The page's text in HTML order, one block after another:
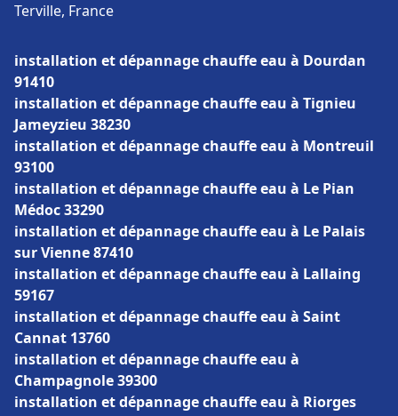
Terville, France
installation et dépannage chauffe eau à Dourdan
91410
installation et dépannage chauffe eau à Tignieu
Jameyzieu 38230
installation et dépannage chauffe eau à Montreuil
93100
installation et dépannage chauffe eau à Le Pian
Médoc 33290
installation et dépannage chauffe eau à Le Palais
sur Vienne 87410
installation et dépannage chauffe eau à Lallaing
59167
installation et dépannage chauffe eau à Saint
Cannat 13760
installation et dépannage chauffe eau à
Champagnole 39300
installation et dépannage chauffe eau à Riorges